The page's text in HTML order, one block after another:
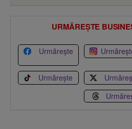
URMĂREȘTE
Urmărește
Urmărește